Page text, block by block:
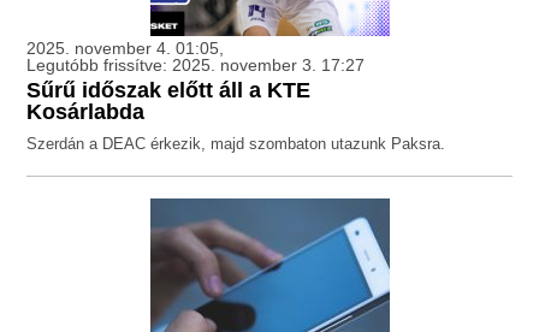
2025. november 4. 01:05,
Legutóbb frissítve: 2025. november 3. 17:27
Sűrű időszak előtt áll a KTE
Kosárlabda
Szerdán a DEAC érkezik, majd szombaton utazunk Paksra.